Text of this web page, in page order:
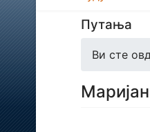
Путања
Ви сте